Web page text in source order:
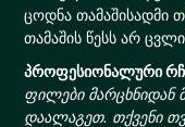
ცოდნა თამაშისადმი
თამაშის წესს არ
პროფესიონალური
ფილები მარცხნიდან
დაალაგეთ. თქვენი